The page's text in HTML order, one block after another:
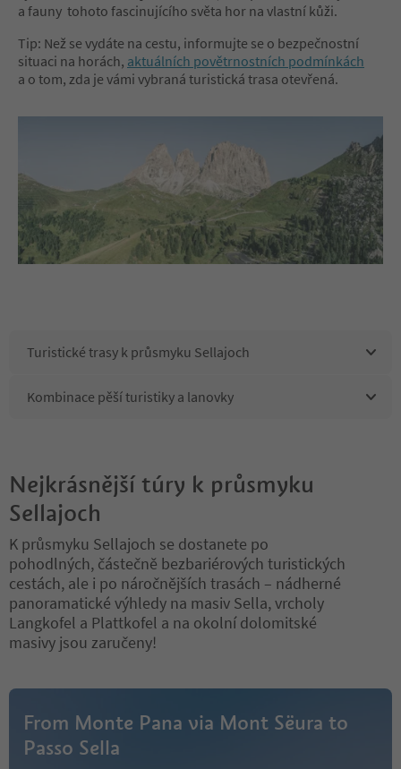
a fauny tohoto fascinujícího světa hor na vlastní kůži.
Tip: Než se vydáte na cestu, informujte se o bezpečnostní
situaci na horách, aktuálních povětrnostních podmínkách
a o tom, zda je vámi vybraná turistická trasa otevřená.
Turistické trasy k průsmyku Sellajoch
Kombinace pěší turistiky a lanovky
Nejkrásnější túry k průsmyku
Sellajoch
K průsmyku Sellajoch se dostanete po
pohodlných, částečně bezbariérových turistických
cestách, ale i po náročnějších trasách – nádherné
panoramatické výhledy na masiv Sella, vrcholy
Langkofel a Plattkofel a na okolní dolomitské
masivy jsou zaručeny!
From Monte Pana via Mont Sëura to
Passo Sella